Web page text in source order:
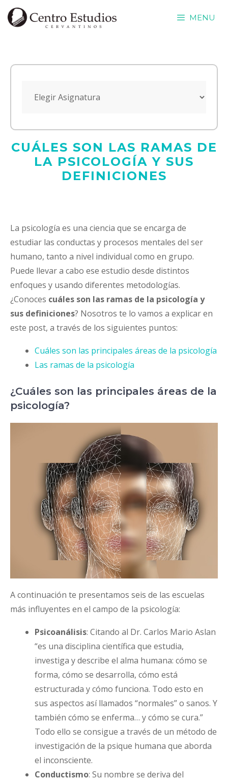
Saltar
MENU
CUÁLES SON LAS RAMAS DE
LA PSICOLOGÍA Y SUS
DEFINICIONES
La psicología es una ciencia que se encarga de
estudiar las conductas y procesos mentales del ser
humano, tanto a nivel individual como en grupo.
Puede llevar a cabo ese estudio desde distintos
enfoques y usando diferentes metodologías.
¿Conoces cuáles son las ramas de la psicología y
sus definiciones? Nosotros te lo vamos a explicar en
este post, a través de los siguientes puntos:
Cuáles son las principales áreas de la psicología
Las ramas de la psicología
¿Cuáles son las principales áreas de la
psicología?
A continuación te presentamos seis de las escuelas
más influyentes en el campo de la psicología:
Psicoanálisis: Citando al Dr. Carlos Mario Aslan
“es una disciplina científica que estudia,
investiga y describe el alma humana: cómo se
forma, cómo se desarrolla, cómo está
estructurada y cómo funciona. Todo esto en
sus aspectos así llamados “normales” o sanos. Y
también cómo se enferma… y cómo se cura.”
Todo ello se consigue a través de un método de
investigación de la psique humana que aborda
el inconsciente.
Conductismo: Su nombre se deriva del